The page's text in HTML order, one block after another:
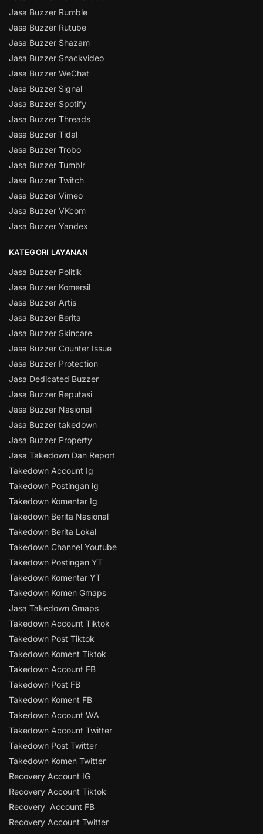
Jasa Buzzer Rumble
Jasa Buzzer Rutube
Jasa Buzzer Shazam
Jasa Buzzer Snackvideo
Jasa Buzzer WeChat
Jasa Buzzer Signal
Jasa Buzzer Spotify
Jasa Buzzer Threads
Jasa Buzzer Tidal
Jasa Buzzer Trobo
Jasa Buzzer Tumblr
Jasa Buzzer Twitch
Jasa Buzzer Vimeo
Jasa Buzzer VKcom
Jasa Buzzer Yandex
KATEGORI LAYANAN
Jasa Buzzer Politik
Jasa Buzzer Komersil
Jasa Buzzer Artis
Jasa Buzzer Berita
Jasa Buzzer Skincare
Jasa Buzzer Counter Issue
Jasa Buzzer Protection
Jasa Dedicated Buzzer
Jasa Buzzer Reputasi
Jasa Buzzer Nasional
Jasa Buzzer takedown
Jasa Buzzer Property
Jasa Takedown Dan Report
Takedown Account Ig
Takedown Postingan ig
Takedown Komentar Ig
Takedown Berita Nasional
Takedown Berita Lokal
Takedown Channel Youtube
Takedown Postingan YT
Takedown Komentar YT
Takedown Komen Gmaps
Jasa Takedown Gmaps
Takedown Account Tiktok
Takedown Post Tiktok
Takedown Koment Tiktok
Takedown Account FB
Takedown Post FB
Takedown Koment FB
Takedown Account WA
Takedown Account Twitter
Takedown Post Twitter
Takedown Komen Twitter
Recovery Account IG
Recovery Account Tiktok
Recovery Account FB
Recovery Account Twitter